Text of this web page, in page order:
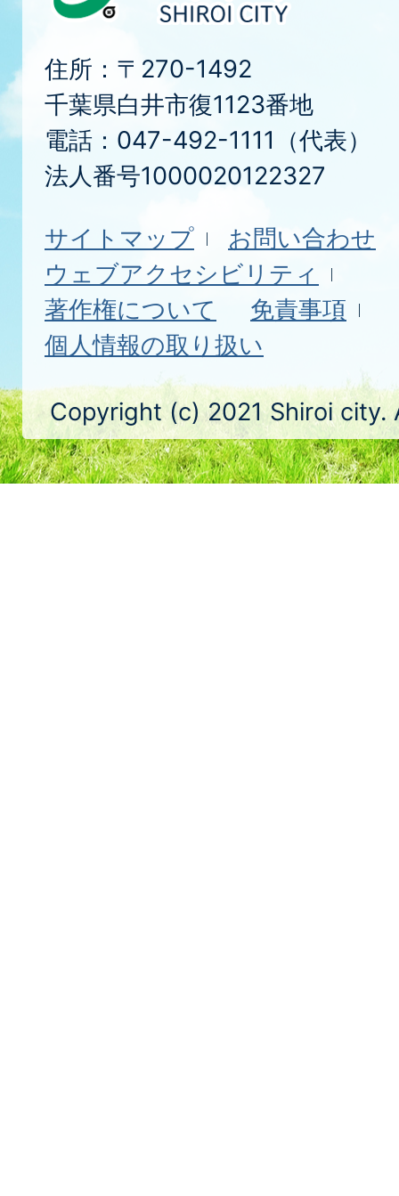
住所：〒270-1492
千葉県白井市復1123番地
電話：047-492-1111（代表）
法人番号1000020122327
サイトマップ
お問い合わせ
ウェブアクセシビリティ
著作権について
免責事項
個人情報の取り扱い
Copyright (c) 2021 Shiroi city.